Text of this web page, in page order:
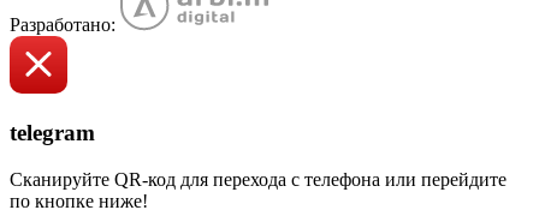
Разработано:
telegram
Сканируйте QR-код для перехода с телефона или перейдите
по кнопке ниже!